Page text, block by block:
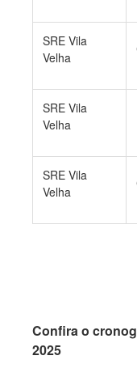
SRE Vila
Velha
SRE Vila
Velha
SRE Vila
Velha
Confira o
2025